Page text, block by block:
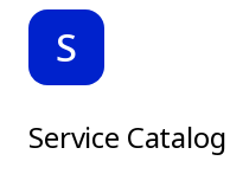
S
Service